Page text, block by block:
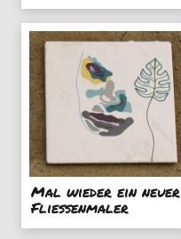
Mal wieder ein neuer
Fliessenmaler